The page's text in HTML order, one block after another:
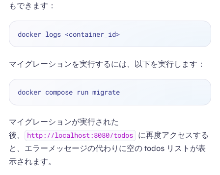
もできます：
マイグレーションを実行するには、以下を実行します：
マイグレーションが実行された
後、
http://localhost:8080/todos
に再度アクセスする
と、エラーメッセージの代わりに空の todos リストが表
示されます。